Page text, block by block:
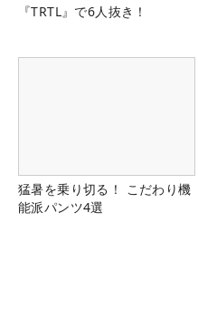
『TRTL』で6人抜き！
猛暑を乗り切る！ こだわり機
能派パンツ4選